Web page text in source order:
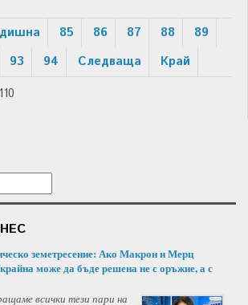
85 86 87 88
89
93 94 Следваща
Край
земетресение: Ако Макрон и Мерц
може да бъде решена не с оръжие, а с
всички тези пари на